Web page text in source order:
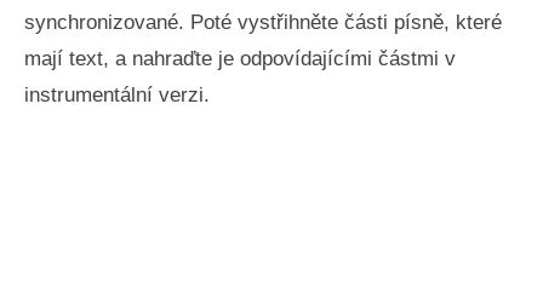
synchronizované. Poté vystřihněte části písně, které
mají text, a nahraďte je odpovídajícími částmi v
instrumentální verzi.